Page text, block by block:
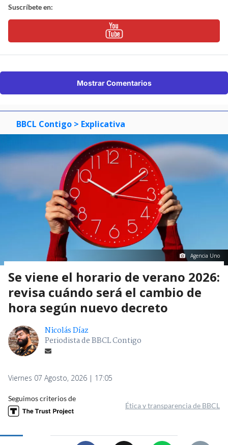
Suscríbete en:
Mostrar Comentarios
BBCL Contigo > Explicativa
Agencia Uno
Se viene el horario de verano 2026:
revisa cuándo será el cambio de
hora según nuevo decreto
Nicolás Díaz
Periodista de BBCL Contigo
Viernes 07 Agosto, 2026 | 17:05
Seguimos criterios de
Ética y transparencia de BBCL